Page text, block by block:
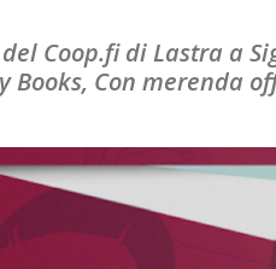
Coop.fi di Lastra a
Books, Con merenda